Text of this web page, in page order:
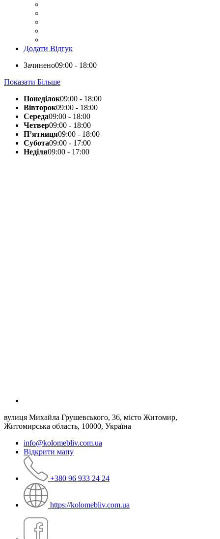
Додати Відгук
Зачинено09:00 - 18:00
Показати Більше
Понеділок09:00 - 18:00
Вівторок09:00 - 18:00
Середа09:00 - 18:00
Четвер09:00 - 18:00
П’ятниця09:00 - 18:00
Субота09:00 - 17:00
Неділя09:00 - 17:00
вулиця Михайла Грушевського, 36, місто Житомир,
Житомирська область, 10000, Україна
info@kolomebliv.com.ua
Відкрити мапу
+380 96 933 24 24
https://kolomebliv.com.ua